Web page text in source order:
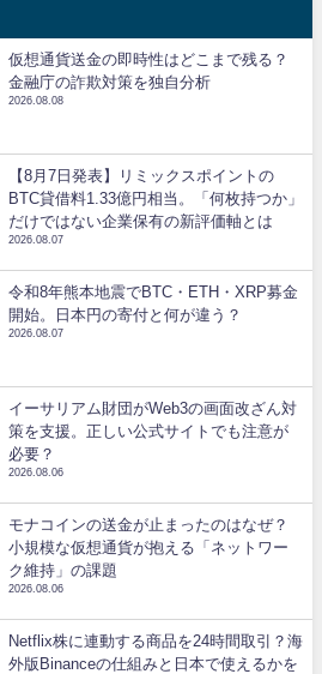
仮想通貨送金の即時性はどこまで残る？
金融庁の詐欺対策を独自分析
2026.08.08
【8月7日発表】リミックスポイントの
BTC貸借料1.33億円相当。「何枚持つか」
だけではない企業保有の新評価軸とは
2026.08.07
令和8年熊本地震でBTC・ETH・XRP募金
開始。日本円の寄付と何が違う？
2026.08.07
イーサリアム財団がWeb3の画面改ざん対
策を支援。正しい公式サイトでも注意が
必要？
2026.08.06
モナコインの送金が止まったのはなぜ？
小規模な仮想通貨が抱える「ネットワー
ク維持」の課題
2026.08.06
Netflix株に連動する商品を24時間取引？海
外版Binanceの仕組みと日本で使えるかを